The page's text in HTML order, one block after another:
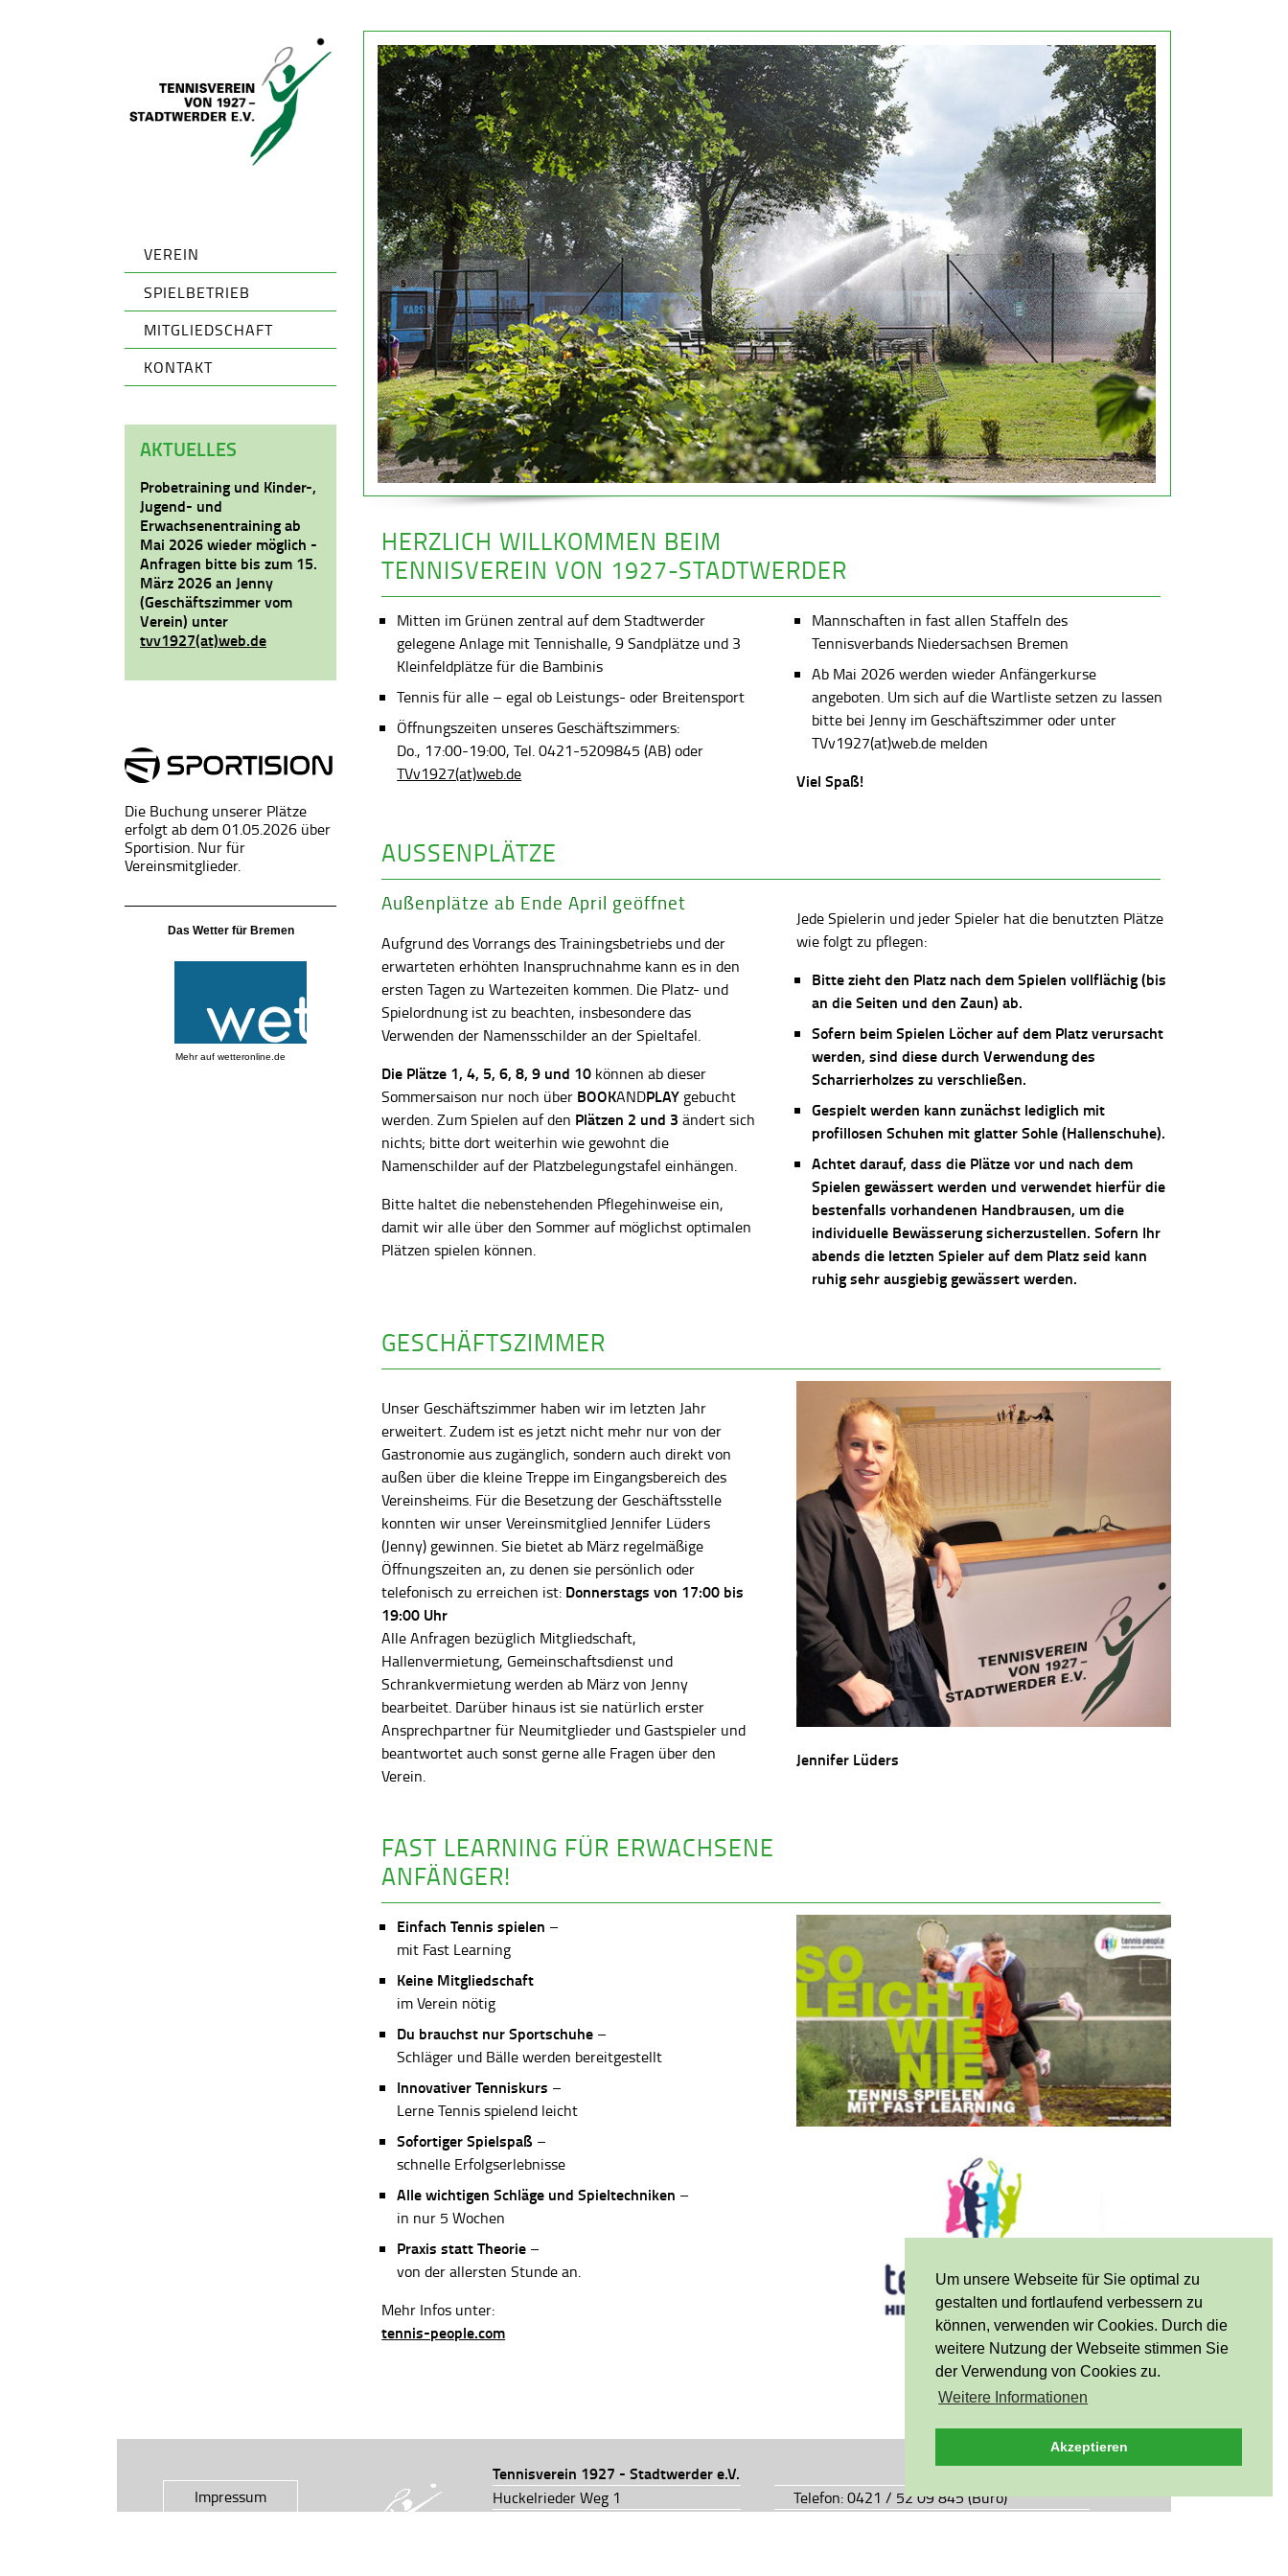
Um unsere Webseite für Sie optimal zu
gestalten und fortlaufend verbessern zu
können, verwenden wir Cookies. Durch die
weitere Nutzung der Webseite stimmen Sie
der Verwendung von Cookies zu.
Weitere Informationen
Akzeptieren
VEREIN
SPIELBETRIEB
MITGLIEDSCHAFT
KONTAKT
AKTUELLES
Probetraining und Kinder-,
Jugend- und
Erwachsenentraining ab
Mai 2026 wieder möglich -
Anfragen bitte bis zum 15.
März 2026 an Jenny
(Geschäftszimmer vom
Verein) unter
tvv1927(at)web.de
Die Buchung unserer Plätze
erfolgt ab dem 01.05.2026 über
Sportision. Nur für
Vereinsmitglieder.
Das Wetter für Bremen
Mehr auf wetteronline.de
HERZLICH WILLKOMMEN BEIM
TENNISVEREIN VON 1927-STADTWERDER
Mitten im Grünen zentral auf dem Stadtwerder
gelegene Anlage mit Tennishalle, 9 Sandplätze und 3
Kleinfeldplätze für die Bambinis
Tennis für alle – egal ob Leistungs- oder Breitensport
Öffnungszeiten unseres Geschäftszimmers:
Do., 17:00-19:00, Tel. 0421-5209845 (AB) oder
TVv1927(at)web.de
Mannschaften in fast allen Staffeln des
Tennisverbands Niedersachsen Bremen
Ab Mai 2026 werden wieder Anfängerkurse
angeboten. Um sich auf die Wartliste setzen zu lassen
bitte bei Jenny im Geschäftszimmer oder unter
TVv1927(at)web.de melden
Viel Spaß!
AUSSENPLÄTZE
Außenplätze ab Ende April geöffnet
Aufgrund des Vorrangs des Trainingsbetriebs und der
erwarteten erhöhten Inanspruchnahme kann es in den
ersten Tagen zu Wartezeiten kommen. Die Platz- und
Spielordnung ist zu beachten, insbesondere das
Verwenden der Namensschilder an der Spieltafel.
Die Plätze 1, 4, 5, 6, 8, 9 und 10 können ab dieser
Sommersaison nur noch über BOOKANDPLAY gebucht
werden. Zum Spielen auf den Plätzen 2 und 3 ändert sich
nichts; bitte dort weiterhin wie gewohnt die
Namenschilder auf der Platzbelegungstafel einhängen.
Bitte haltet die nebenstehenden Pflegehinweise ein,
damit wir alle über den Sommer auf möglichst optimalen
Plätzen spielen können.
Jede Spielerin und jeder Spieler hat die benutzten Plätze
wie folgt zu pflegen:
Bitte zieht den Platz nach dem Spielen vollflächig (bis
an die Seiten und den Zaun) ab.
Sofern beim Spielen Löcher auf dem Platz verursacht
werden, sind diese durch Verwendung des
Scharrierholzes zu verschließen.
Gespielt werden kann zunächst lediglich mit
profillosen Schuhen mit glatter Sohle (Hallenschuhe).
Achtet darauf, dass die Plätze vor und nach dem
Spielen gewässert werden und verwendet hierfür die
bestenfalls vorhandenen Handbrausen, um die
individuelle Bewässerung sicherzustellen. Sofern Ihr
abends die letzten Spieler auf dem Platz seid kann
ruhig sehr ausgiebig gewässert werden.
GESCHÄFTSZIMMER
Unser Geschäftszimmer haben wir im letzten Jahr
erweitert. Zudem ist es jetzt nicht mehr nur von der
Gastronomie aus zugänglich, sondern auch direkt von
außen über die kleine Treppe im Eingangsbereich des
Vereinsheims. Für die Besetzung der Geschäftsstelle
konnten wir unser Vereinsmitglied Jennifer Lüders
(Jenny) gewinnen. Sie bietet ab März regelmäßige
Öffnungszeiten an, zu denen sie persönlich oder
telefonisch zu erreichen ist: Donnerstags von 17:00 bis
19:00 Uhr
Alle Anfragen bezüglich Mitgliedschaft,
Hallenvermietung, Gemeinschaftsdienst und
Schrankvermietung werden ab März von Jenny
bearbeitet. Darüber hinaus ist sie natürlich erster
Ansprechpartner für Neumitglieder und Gastspieler und
beantwortet auch sonst gerne alle Fragen über den
Verein.
Jennifer Lüders
FAST LEARNING FÜR ERWACHSENE
ANFÄNGER!
Einfach Tennis spielen –
mit Fast Learning
Keine Mitgliedschaft
im Verein nötig
Du brauchst nur Sportschuhe –
Schläger und Bälle werden bereitgestellt
Innovativer Tenniskurs –
Lerne Tennis spielend leicht
Sofortiger Spielspaß –
schnelle Erfolgserlebnisse
Alle wichtigen Schläge und Spieltechniken –
in nur 5 Wochen
Praxis statt Theorie –
von der allersten Stunde an.
Mehr Infos unter:
tennis-people.com
Impressum
Tennisverein 1927 - Stadtwerder e.V.
Huckelrieder Weg 1
Telefon: 0421 / 52 09 845 (Büro)